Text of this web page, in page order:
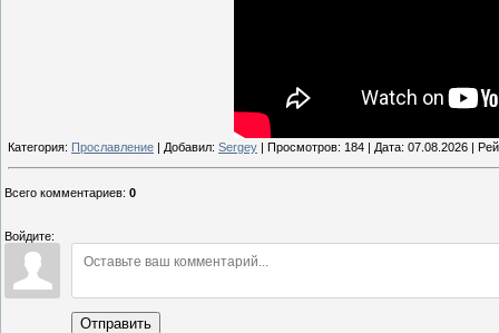
Категория: Прославление | Добавил: Sergey | Просмотров: 184 | Дата: 07.08.2026 |
Всего комментариев: 0
Войдите:
Отправить